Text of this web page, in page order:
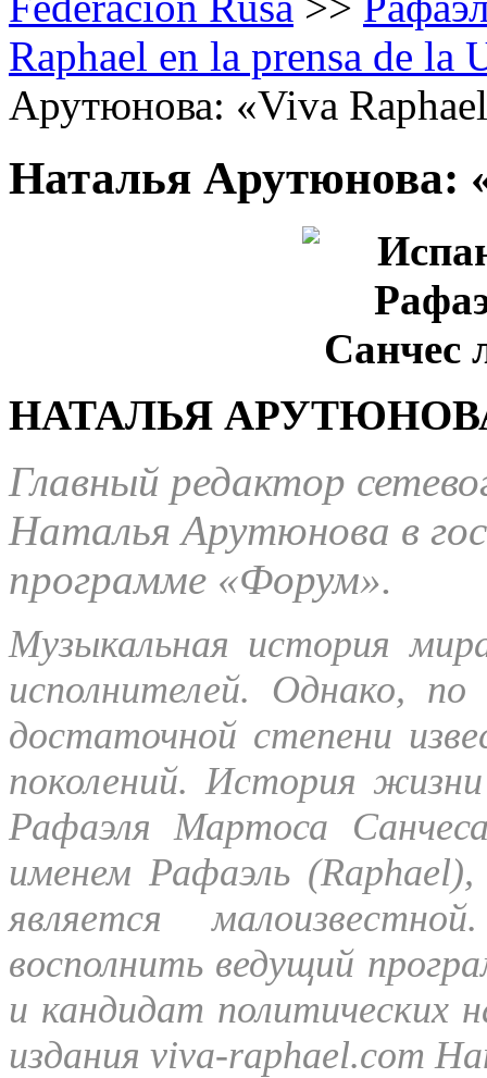
Raphael en la prensa de la
Арутюнова: «Viva
Наталья Арутюнова:
НАТАЛЬЯ АРУТЮНОВА
Главный редактор
Наталья Арутюнова в
программе «Форум».
Музыкальная история
исполнителей. Однако,
достаточной степени
поколений. История жизни
Рафаэля Мартоса
именем Рафаэль
является
восполнить ведущий
и кандидат политических
издания viva-raphael.com